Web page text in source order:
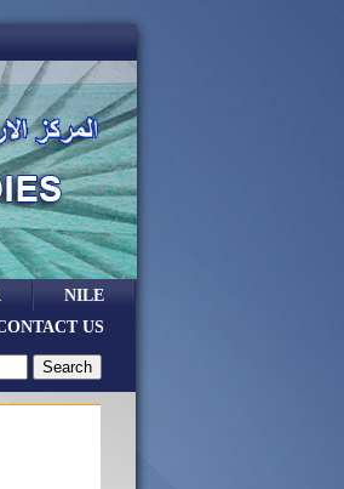
NILE
US